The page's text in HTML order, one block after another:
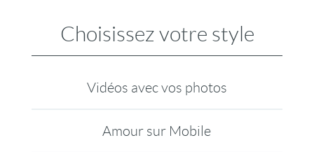
Choisissez votre style
Vidéos avec vos photos
Amour sur Mobile